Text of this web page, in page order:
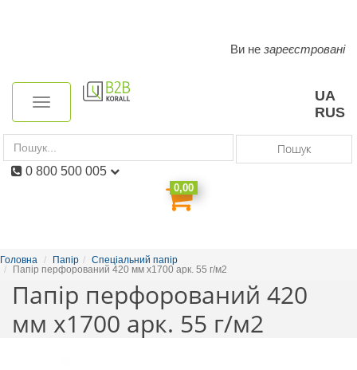
navigation
Toggle
UA
RUS
Пошук
0,00
Ви не зареєстровані
0 800 500 005
Головна Папір
Спеціальний папір
Папір перфорований 420 мм х1700 арк. 55 г/м2
Папір перфорований 420
мм х1700 арк. 55 г/м2